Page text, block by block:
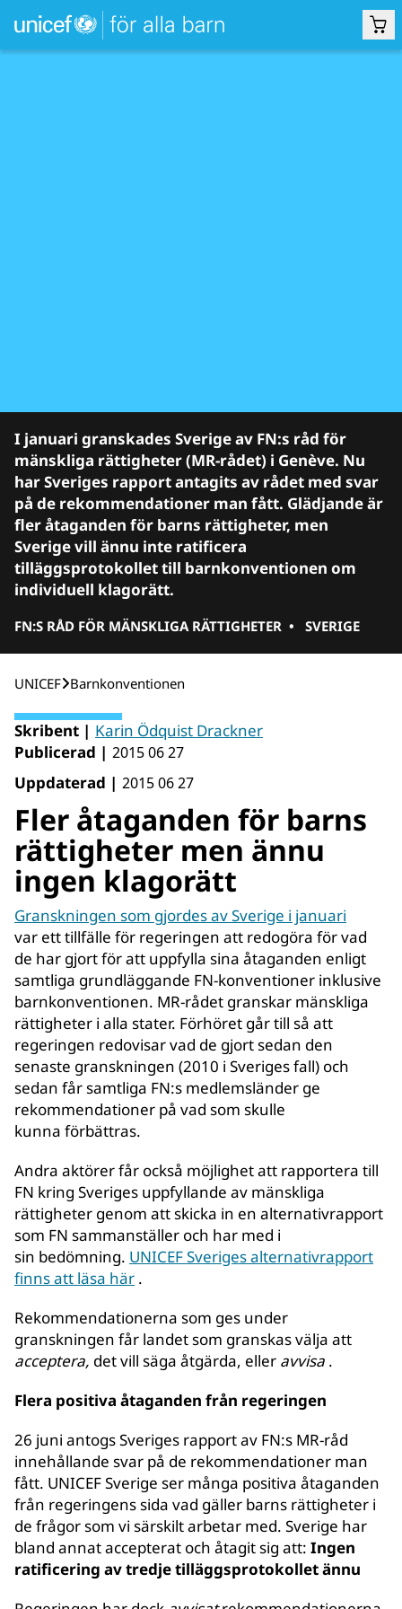
I januari granskades Sverige av FN:s råd för
mänskliga rättigheter (MR-rådet) i Genève. Nu
har Sveriges rapport antagits av rådet med svar
på de rekommendationer man fått. Glädjande är
fler åtaganden för barns rättigheter, men
Sverige vill ännu inte ratificera
tilläggsprotokollet till barnkonventionen om
individuell klagorätt.
FN:S RÅD FÖR MÄNSKLIGA RÄTTIGHETER • SVERIGE
UNICEF Barnkonventionen
Skribent | Karin Ödquist Drackner
Publicerad | 2015 06 27
Uppdaterad | 2015 06 27
Fler åtaganden för barns
rättigheter men ännu
ingen klagorätt
Granskningen som gjordes av Sverige i januari
var ett tillfälle för regeringen att redogöra för vad
de har gjort för att uppfylla sina åtaganden enligt
samtliga grundläggande FN-konventioner inklusive
barnkonventionen. MR-rådet granskar mänskliga
rättigheter i alla stater. Förhöret går till så att
regeringen redovisar vad de gjort sedan den
senaste granskningen (2010 i Sveriges fall) och
sedan får samtliga FN:s medlemsländer ge
rekommendationer på vad som skulle
kunna förbättras.
Andra aktörer får också möjlighet att rapportera till
FN kring Sveriges uppfyllande av mänskliga
rättigheter genom att skicka in en alternativrapport
som FN sammanställer och har med i
sin bedömning. UNICEF Sveriges alternativrapport
finns att läsa här .
Rekommendationerna som ges under
granskningen får landet som granskas välja att
acceptera, det vill säga åtgärda, eller avvisa .
Flera positiva åtaganden från regeringen
26 juni antogs Sveriges rapport av FN:s MR-råd
innehållande svar på de rekommendationer man
fått. UNICEF Sverige ser många positiva åtaganden
från regeringens sida vad gäller barns rättigheter i
de frågor som vi särskilt arbetar med. Sverige har
bland annat accepterat och åtagit sig att: Ingen
ratificering av tredje tilläggsprotokollet ännu